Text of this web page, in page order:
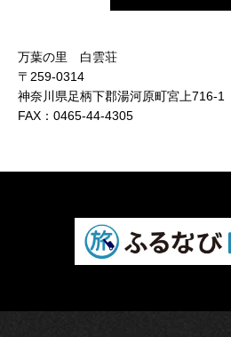
万葉の里 白雲荘
〒259-0314
神奈川県足柄下郡湯河原町宮上716-1
FAX： 0465-44-4305